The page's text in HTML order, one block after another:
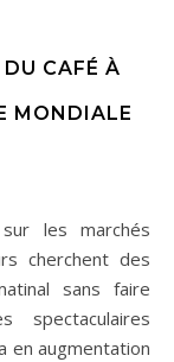
CAFÉ À
MONDIALE
cherchent des
sans faire
spectaculaires
en augmentation